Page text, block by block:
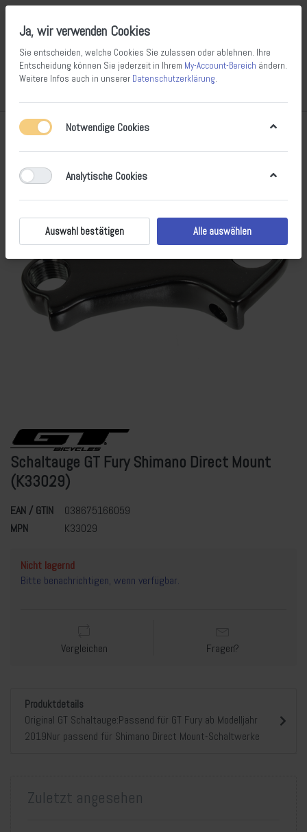
Schaltauge GT Fury Shimano Direct Mount
(K33029)
EAN / GTIN
038675166059
MPN
K33029
Nicht lagernd
Bitte benachrichtigen, wenn verfügbar.
Vergleichen Fragen?
Produktdetails
Original GT Schaltauge:Passend für GT Fury ab Modelljahr
2019Nur passend für Shimano Direct Mount-Schaltwerke
Zuletzt angesehen
Ja, wir verwenden Cookies
Sie entscheiden, welche Cookies Sie zulassen oder ablehnen. Ihre
Entscheidung können Sie jederzeit in Ihrem My-Account-Bereich ändern.
Weitere Infos auch in unserer Datenschutzerklärung.
Notwendige Cookies
Analytische Cookies
Auswahl bestätigen Alle auswählen